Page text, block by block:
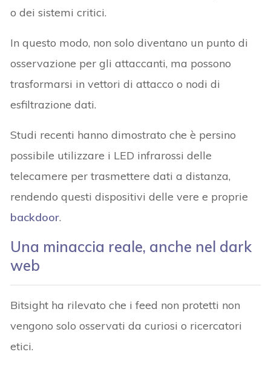
o dei sistemi critici.
In questo modo, non solo diventano un punto di
osservazione per gli attaccanti, ma possono
trasformarsi in vettori di attacco o nodi di
esfiltrazione dati.
Studi recenti hanno dimostrato che è persino
possibile utilizzare i LED infrarossi delle
telecamere per trasmettere dati a distanza,
rendendo questi dispositivi delle vere e proprie
backdoor.
Una minaccia reale, anche nel dark
web
Bitsight ha rilevato che i feed non protetti non
vengono solo osservati da curiosi o ricercatori
etici.